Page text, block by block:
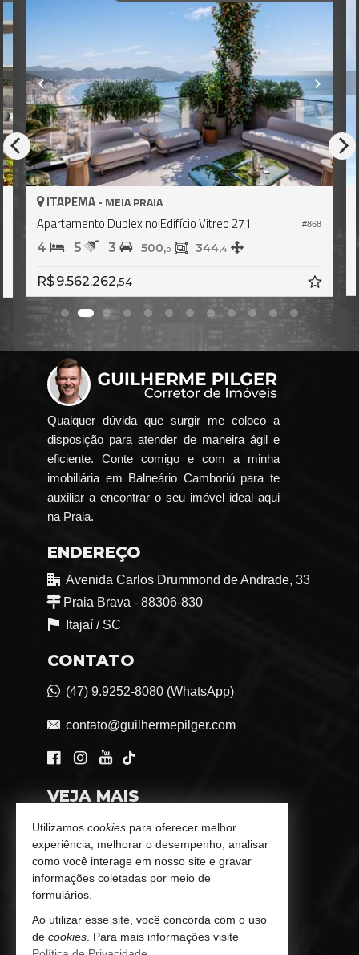
#868
ITAPEMA - MEIA PRAIA
Apartamento Duplex no Edifício Vitreo 271
4 5 3 500,0 344,4
R$ 9.562.262,54
Qualquer dúvida que surgir me coloco a
disposição para atender de maneira ágil e
eficiente. Conte comigo e com a minha
imobiliária em Balneário Camboriú para te
auxiliar a encontrar o seu imóvel ideal aqui
na Praia.
ENDEREÇO
Avenida Carlos Drummond de Andrade, 33
Praia Brava - 88306-830
Itajaí / SC
CONTATO
(47) 9.9252-8080 (WhatsApp)
contato@guilhermepilger.com
VEJA MAIS
Consultoria Imobiliária Personalizada
trabalhe conosco
Indicadores Financeiros
Imóveis Favoritos
Utilizamos cookies para oferecer melhor
experiência, melhorar o desempenho, analisar
como você interage em nosso site e gravar
informações coletadas por meio de
formulários.
Ao utilizar esse site, você concorda com o uso
de cookies . Para mais informações visite